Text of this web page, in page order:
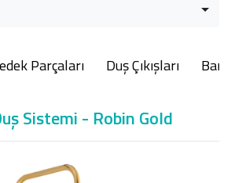
Parçaları Duş Çıkışları
Sistemi - Robin Gold